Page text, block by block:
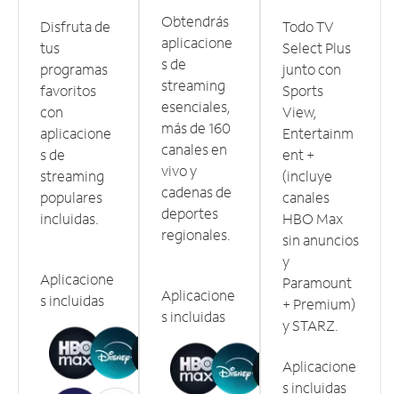
Disfruta de
tus
programas
favoritos
con
aplicacione
s de
streaming
populares
incluidas.
Aplicacione
s incluidas
Obtendrás
aplicacione
s de
streaming
esenciales,
más de 160
canales en
vivo y
cadenas de
deportes
regionales.
Aplicacione
s incluidas
Todo TV
Select Plus
junto con
Sports
View,
Entertainm
ent +
(incluye
canales
HBO Max
sin anuncios
y
Paramount
+ Premium)
y STARZ.
Aplicacione
s incluidas